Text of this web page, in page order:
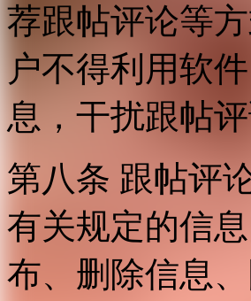
荐跟帖评论等
户不得利用软
息，干扰跟帖
第八条 跟帖评
有关规定的信
布、删除信息